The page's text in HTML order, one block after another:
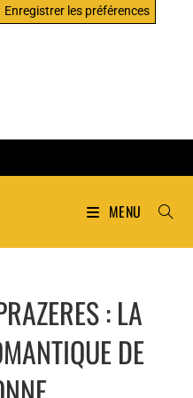
Enregistrer les préférences
MENU
: LA
DE